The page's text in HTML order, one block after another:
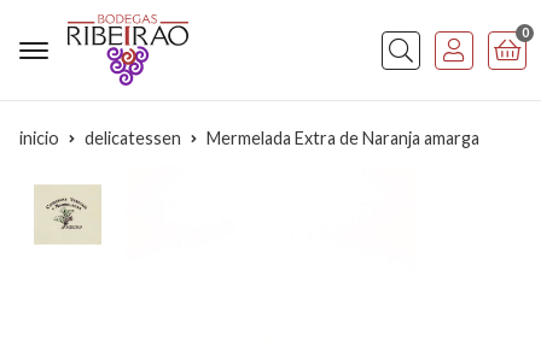
Buscar
0
inicio delicatessen Mermelada Extra de Naranja amarga